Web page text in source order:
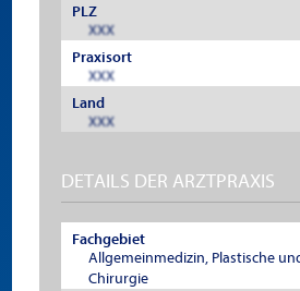
PLZ
XXX
Praxisort
XXX
Land
XXX
DETAILS DER ARZTPRAXIS
Fachgebiet
Allgemeinmedizin, Plastische
Chirurgie